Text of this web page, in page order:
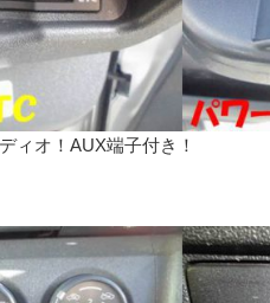
ィオ！AUX端子付き！